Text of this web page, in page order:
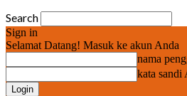
Search
Sign in
Selamat Datang! Masuk ke akun Anda
nama
kata sandi